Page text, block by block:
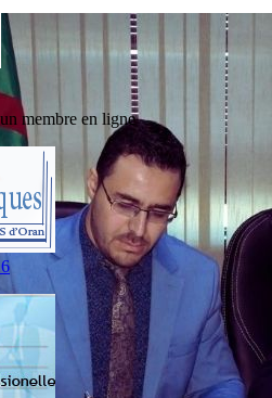
membre en ligne